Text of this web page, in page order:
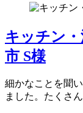
キッチン
市 S様
細かなことを聞
ました。たくさ